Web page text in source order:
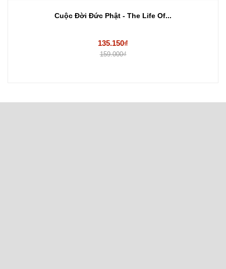
Cuộc Đời Đức Phật - The Life Of...
135.150₫
159.000₫